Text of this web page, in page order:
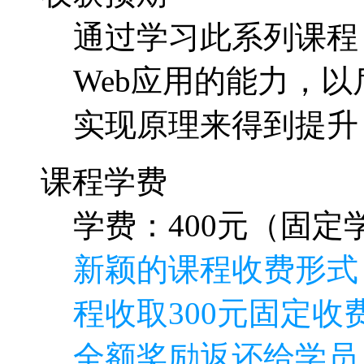
课程学费
学费：400元（固定
新颖的课程收费形
程收取300元固定收
全额奖励返还给学
特别说明如下
本门课程本来打算
就是正确的方向再